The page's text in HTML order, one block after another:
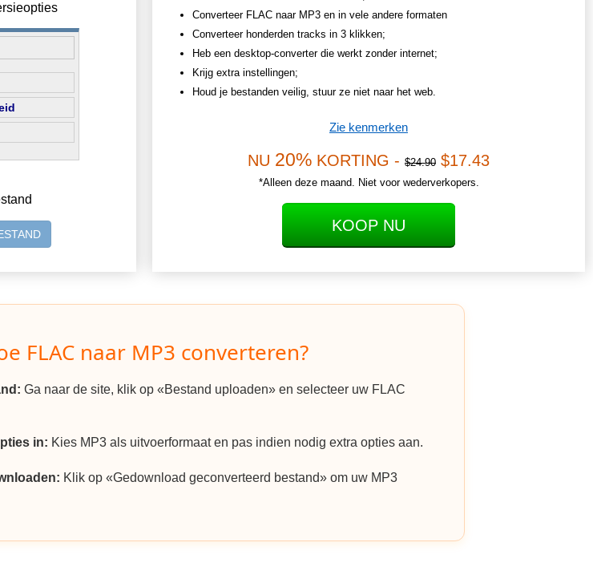
Converteer FLAC naar MP3 en in vele andere formaten
Converteer honderden tracks in 3 klikken;
Heb een desktop-converter die werkt zonder internet;
Krijg extra instellingen;
Houd je bestanden veilig, stuur ze niet naar het web.
Zie kenmerken
NU 20% KORTING - $24.90 $17.43
*Alleen deze maand. Niet voor wederverkopers.
KOOP NU
FLAC naar MP3 converteren?
Ga naar de site, klik op «Bestand uploaden» en selecteer uw FLAC
in: Kies MP3 als uitvoerformaat en pas indien nodig extra opties aan.
Klik op «Gedownload geconverteerd bestand» om uw MP3